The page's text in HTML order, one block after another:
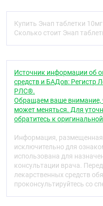
117,80 мг, крахмал
мг, магния стеарат 1,70
оксид красный (Е172)
Описание
Таблетки 2,5 мг.
цвета, круглые,
Таблетки 5 мг.
цвета,
Таблетки 10 мг.
цвета,
Таблетки 20 мг.
цвета,
На поверхности и в
белые и коричнево-
Купить Энап таблетки
Сколько стоит Энап
Источник информации об
средств и БАДов: Регистр
РЛС®.
Обращаем ваше внимание,
может меняться. Для
обратитесь к
Информация, размещенная
исключительно для
использована для
консультации врача.
лекарственных средств
проконсультируйтесь со